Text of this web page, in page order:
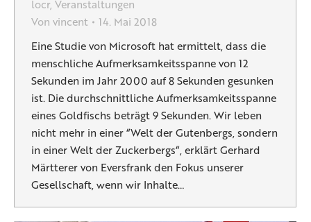
locr, Veranstaltungen
Von vincent
14. Mai 2018
Eine Studie von Microsoft hat ermittelt, dass die
menschliche Aufmerksamkeitsspanne von 12
Sekunden im Jahr 2000 auf 8 Sekunden gesunken
ist. Die durchschnittliche Aufmerksamkeitsspanne
eines Goldfischs beträgt 9 Sekunden. Wir leben
nicht mehr in einer “Welt der Gutenbergs, sondern
in einer Welt der Zuckerbergs“, erklärt Gerhard
Märtterer von Eversfrank den Fokus unserer
Gesellschaft, wenn wir Inhalte…